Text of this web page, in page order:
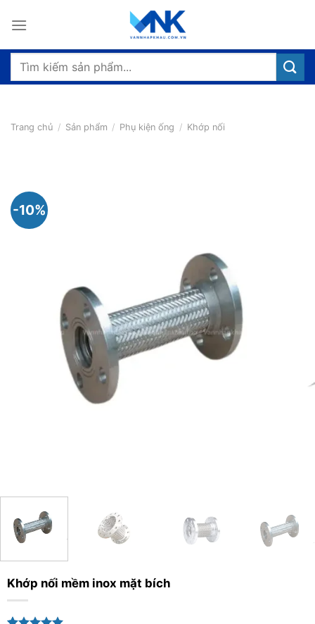
qua
dung
Tìm
Trang chủ / Sản phẩm / Phụ kiện ống / Khớp nối
-10%
Khớp nối mềm inox mặt bích